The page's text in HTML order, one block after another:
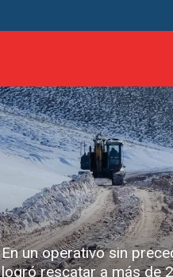
En un operativo sin
logró rescatar a más de